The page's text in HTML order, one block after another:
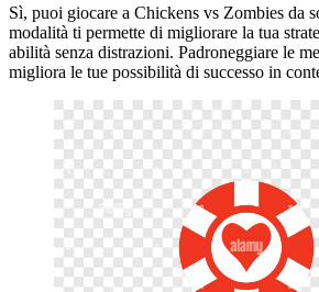
Sì, puoi giocare a Chickens vs Zombies da
modalità ti permette di migliorare la tua
abilità senza distrazioni. Padroneggiare le
migliora le tue possibilità di successo in